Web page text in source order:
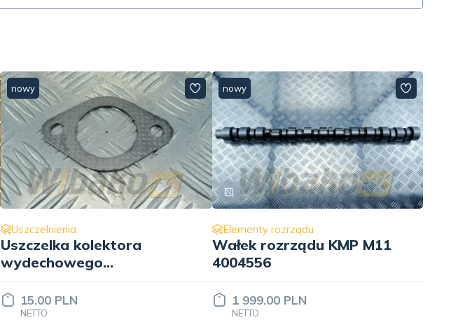
nowy
Uszczelnienia
Uszczelka kolektora
wydechowego
kryngielitowa wbk
3328948
15.00 PLN
NETTO
nowy
Elementy rozrządu
Wałek rozrządu KMP M11
4004556
1 999.00 PLN
NETTO